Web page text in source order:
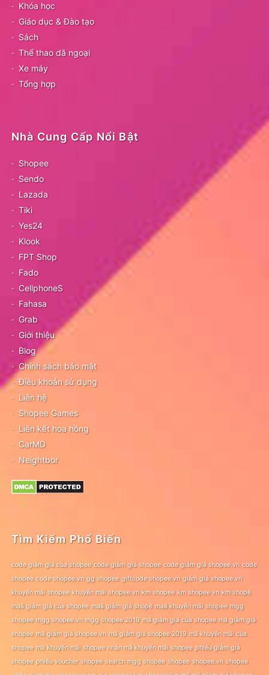
Khóa học
Giáo dục & Đào tạo
Sách
Thể thao dã ngoại
Xe máy
Tổng hợp
Nhà Cung Cấp Nổi Bật
Shopee
Sendo
Lazada
Tiki
Yes24
Klook
FPT Shop
Fado
CellphoneS
Fahasa
Grab
Giới thiệu
Blog
Chính sách bảo mật
Điều khoản sử dụng
Liên hệ
Shopee Games
Liên kết hoa hồng
CarMD
Neightbor
Tìm Kiếm Phổ Biến
code giảm giá của shopee code giảm giá shopee code giảm giá shopee.vn code
shopee code shopee.vn gg shopee giftcode shopee.vn giảm giá shopee.vn
khuyến mãi shopee khuyến mãi shopee.vn km shopee km shopee vn km shopê
maã giảm giá của shopee maã giảm giá shopê maã khuyến mãi shopee mgg
shopee mgg shopee.vn mgg shopee 2019 mã giảm giá của shopee mã giảm giá
shopee mã giảm giá shopee.vn mã giảm giá shopee 2019 mã khuyến mãi của
shopee mã khuyến mãi shopee nhận mã khuyến mãi shopee phiếu giảm giá
shopee phiếu voucher shopee search mgg shopee shopee shopee.vn shopee